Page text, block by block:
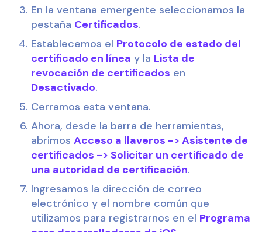
En la ventana emergente seleccionamos la
pestaña Certificados.
Establecemos el Protocolo de estado del
certificado en línea y la Lista de
revocación de certificados en
Desactivado.
Cerramos esta ventana.
Ahora, desde la barra de herramientas,
abrimos Acceso a llaveros -> Asistente de
certificados -> Solicitar un certificado de
una autoridad de certificación.
Ingresamos la dirección de correo
electrónico y el nombre común que
utilizamos para registrarnos en el Programa